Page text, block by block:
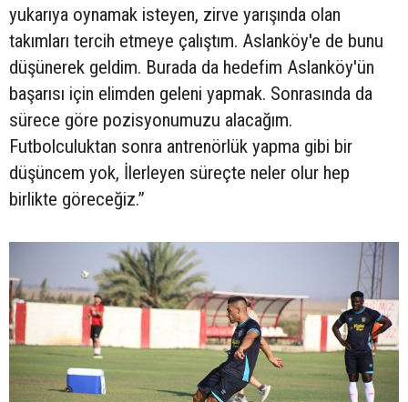
yukarıya oynamak isteyen, zirve yarışında olan
takımları tercih etmeye çalıştım. Aslanköy'e de bunu
düşünerek geldim. Burada da hedefim Aslanköy'ün
başarısı için elimden geleni yapmak. Sonrasında da
sürece göre pozisyonumuzu alacağım.
Futbolculuktan sonra antrenörlük yapma gibi bir
düşüncem yok, İlerleyen süreçte neler olur hep
birlikte göreceğiz.”